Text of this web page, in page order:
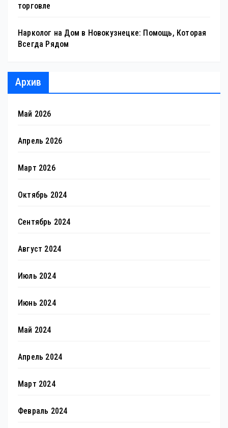
торговле
Нарколог на Дом в Новокузнецке: Помощь, Которая
Всегда Рядом
Архив
Май 2026
Апрель 2026
Март 2026
Октябрь 2024
Сентябрь 2024
Август 2024
Июль 2024
Июнь 2024
Май 2024
Апрель 2024
Март 2024
Февраль 2024